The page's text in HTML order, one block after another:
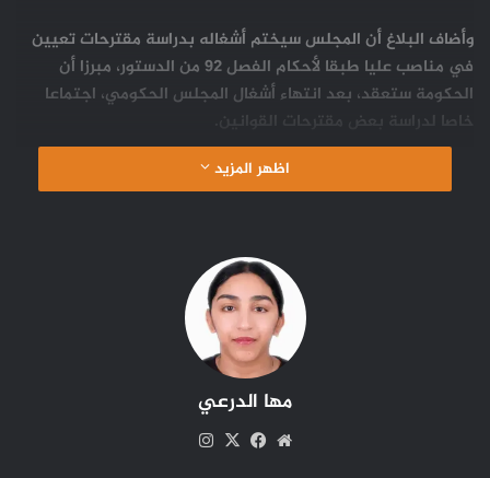
وأضاف البلاغ أن المجلس سيختم أشغاله بدراسة مقترحات تعيين
في مناصب عليا طبقا لأحكام الفصل 92 من الدستور، مبرزا أن
الحكومة ستعقد، بعد انتهاء أشغال المجلس الحكومي، اجتماعا
خاصا لدراسة بعض مقترحات القوانين.
اظهر المزيد
مها الدرعي
موقعفيسبوك
‫X